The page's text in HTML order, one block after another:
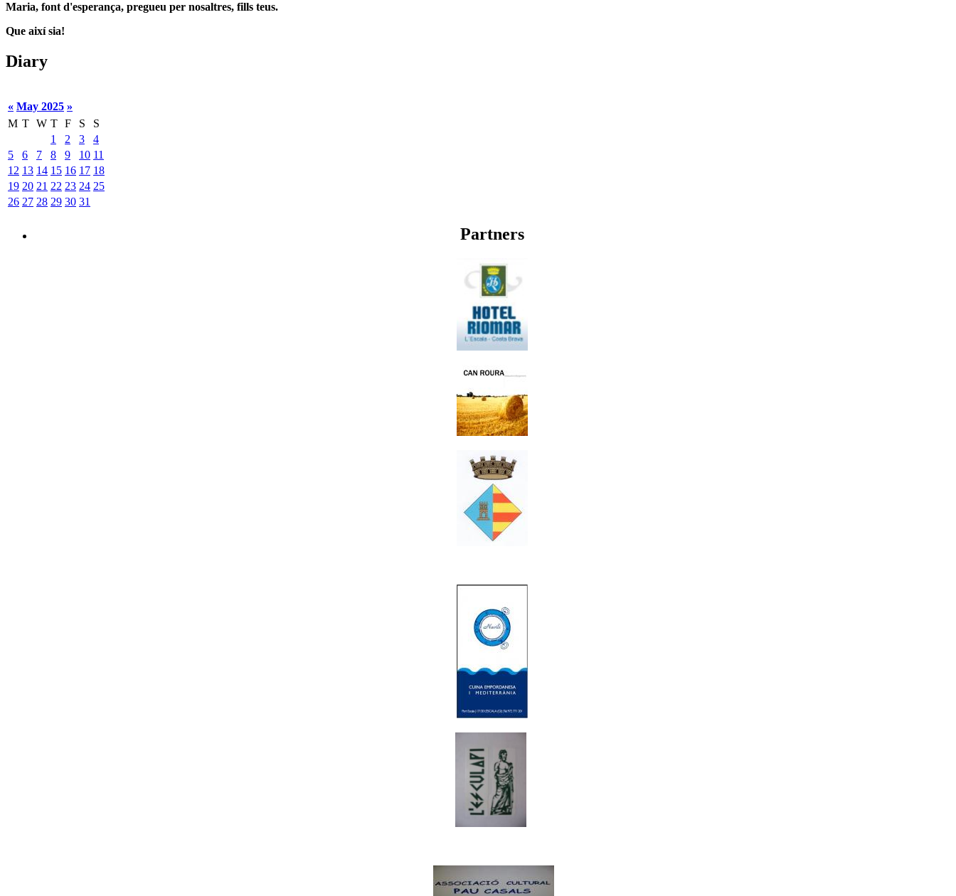
Maria, font d'esperança, pregueu per nosaltres, fills teus.
Que així sia!
Diary
« May 2025 »
M T W T F S
S
1
2 3
4
5
6 7 8 9 10 11
12 13 14 15 16 17 18
19 20 21 22 23 24 25
26 27 28 29 30 31
Partners